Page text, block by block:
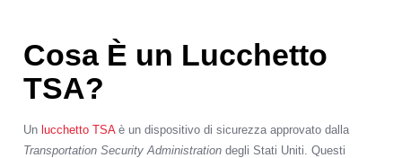
Cosa È un Lucchetto
TSA?
Un lucchetto TSAè un dispositivo di sicurezza approvato dalla
Transportation Security Administrationdegli Stati Uniti. Questi